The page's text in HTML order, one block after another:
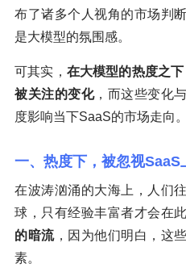
布了诸多个人视角的市场判
是大模型的氛围感。
可其实， 在大模型的热度之
被关注的变化，而这些变化
度影响当下SaaS的市场走向。
一、热度下，被忽视SaaS
在波涛汹涌的大海上，人们
球，只有经验丰富者才会在
的暗流，因为他们明白，这
素。